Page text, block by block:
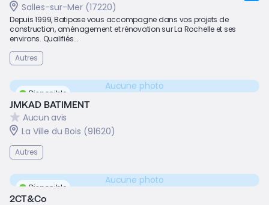
Salles-sur-Mer (17220)
Depuis 1999, Batipose vous accompagne dans vos projets de
construction, aménagement et rénovation sur La Rochelle et ses
environs. Qualifiés...
Autres
Disponible
Aucune photo
JMKAD BATIMENT
Aucun avis
La Ville du Bois (91620)
Autres
Disponible
Aucune photo
2CT&Co